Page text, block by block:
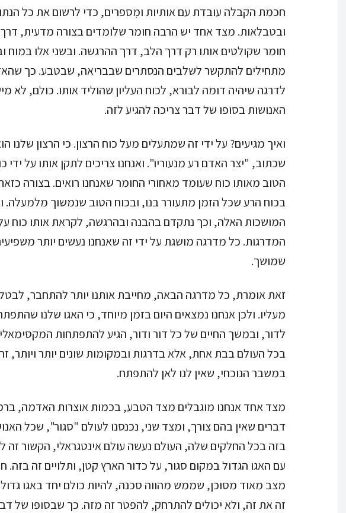
חכמת הקבלה עובדת עם אותיות ומִספרים, כדי לרשום את כל
ובטבלאות. מצד אחד יש הרבה חומר שלומדים בצורה מדעית,
חומר שקולטים אותו רק דרך הלב, דרך ההרגשה. ובשני אלו במוח
מתחילים להתקשר לשלבים הנסתרים שבבריאה, שבטבע. כך
לדרגה שיהיה דומה לבורא, לכוח העליון שהוליד אותו. כולם, לא
האנושות בסופו של דבר צריכה להגיע לזה.
ואיך מגיעים? על ידי זה שמתעלים מעל כוח הרצון. כי הרצון שלנו
שכתוב, "יצר האדם רע מנעוריו". ואנחנו צריכים לתקן אותו על
הטוב מאותו כוח שעומד מאחורי החומר שאנחנו רואים. בצורה
בכוח הרע שכל הזמן מתעורר בנו, ובכוח הטוב שנמשוך מלמעלה.
המדרגות. כל מדרגה מושגת על ידי זה שאנחנו נעשים יותר
שמושך.
זאת אומרת, כל מדרגה הבאה, מחייבת אותנו יותר להתחבר,
מעליו. ולכן אנחנו נמצאים היום בזמן מיוחד, כי האגו שלנו
לדור, ובמשך החיים של כל דור ודור, הגיע להתפתחות
בכל העולם בבת אחת, אלא בדרגות ובמקומות שונים יותר ויותר,
במשבר הנוכחי, שאין לנו לאן להתפתח.
מצד אחד אנחנו מוגבלים מצד הטבע, בכמות אוצרות האדמה,
דברים שאין בהם צורך, ומצד שני, נכנסנו לעולם "סגור", שכל
בזה בכל החלקים שלה, העולם נעשה עולם אינטגראלי, הקשור זה
עם האגו הגדול במקום סגור, על כדור הארץ קטן, ותלויים זה
מצב מאוד מסוכן, שממש מהווה סכנה, להיות כולם יחד באגו
זה את זה, ולא יכולים להתרחק, להפטר זה מזה. כך שבסופו של